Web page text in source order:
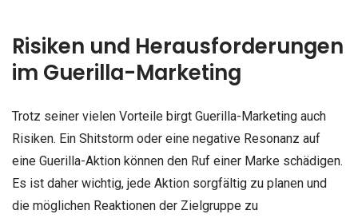
Risiken und Herausforderungen
im Guerilla-Marketing
Trotz seiner vielen Vorteile birgt Guerilla-Marketing auch
Risiken. Ein Shitstorm oder eine negative Resonanz auf
eine Guerilla-Aktion können den Ruf einer Marke schädigen.
Es ist daher wichtig, jede Aktion sorgfältig zu planen und
die möglichen Reaktionen der Zielgruppe zu